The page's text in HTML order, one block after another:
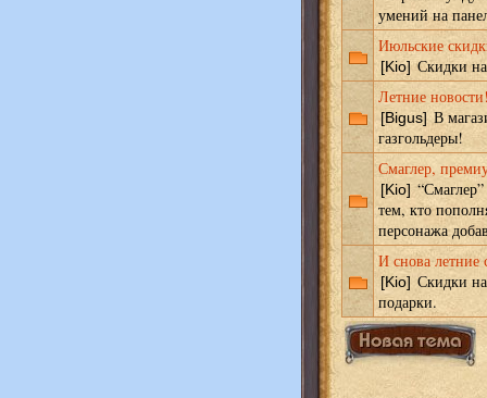
умений на
Июльские
[Kio]Скидки на
Летние
[Bigus] В
газгольдеры!
Смаглер,
[Kio]
тем, кто
персонажа
И снова летние
[Kio] Скидки
подарки.